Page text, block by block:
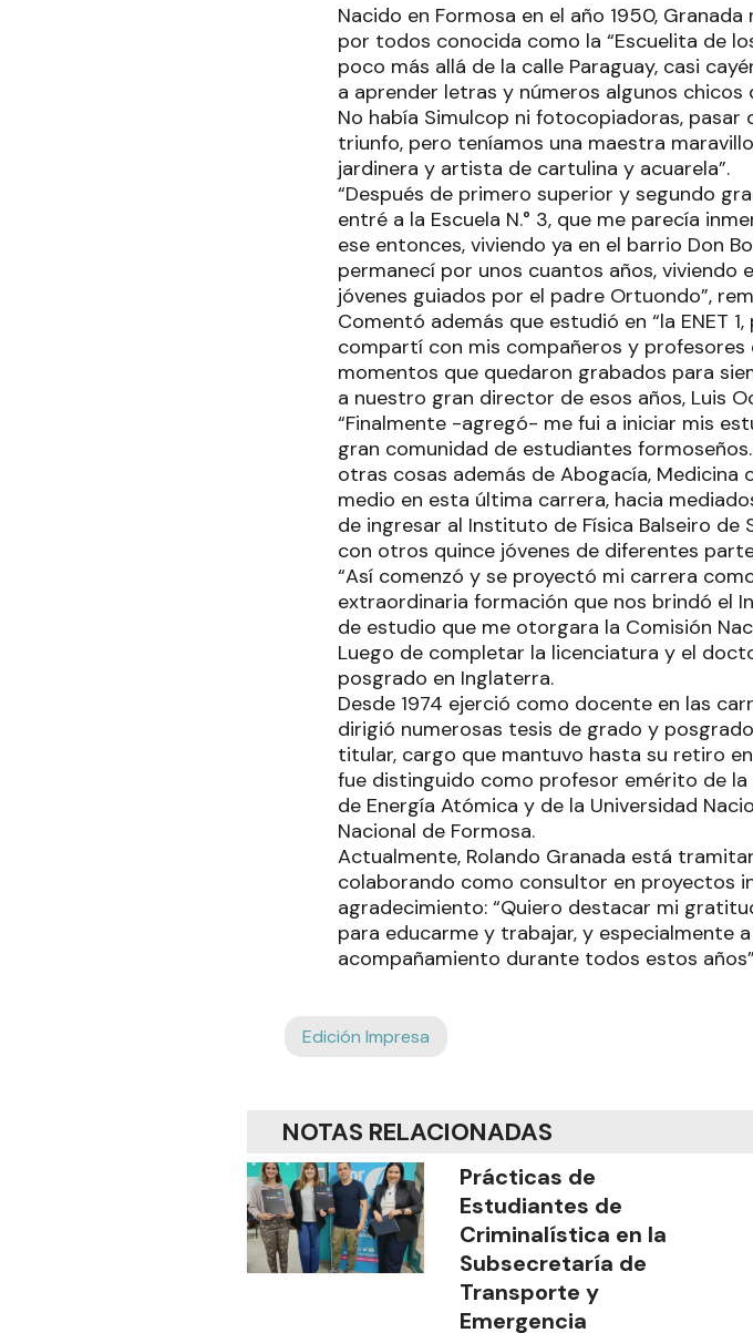
Nacido en Formosa en el año 1950,
por todos conocida como la “Escuelita de
poco más allá de la calle Paraguay, casi
a aprender letras y números algunos chicos
No había Simulcop ni fotocopiadoras,
triunfo, pero teníamos una maestra
jardinera y artista de cartulina y acuarela”.
“Después de primero superior y segundo
entré a la Escuela N.° 3, que me parecía
ese entonces, viviendo ya en el barrio Don
permanecí por unos cuantos años,
jóvenes guiados por el padre Ortuondo”,
Comentó además que estudió en “la ENET
compartí con mis compañeros y profesores
momentos que quedaron grabados para
a nuestro gran director de esos años, Luis
“Finalmente -agregó- me fui a iniciar mis
gran comunidad de estudiantes
otras cosas además de Abogacía,
medio en esta última carrera, hacia
de ingresar al Instituto de Física Balseiro de
con otros quince jóvenes de diferentes
“Así comenzó y se proyectó mi carrera
extraordinaria formación que nos brindó el
de estudio que me otorgara la Comisión
Luego de completar la licenciatura y el
posgrado en Inglaterra.
Desde 1974 ejerció como docente en las
dirigió numerosas tesis de grado y
titular, cargo que mantuvo hasta su retiro
fue distinguido como profesor emérito de
de Energía Atómica y de la Universidad
Nacional de Formosa.
Actualmente, Rolando Granada está
colaborando como consultor en proyectos
agradecimiento: “Quiero destacar mi
para educarme y trabajar, y especialmente
acompañamiento durante todos estos
Edición Impresa
NOTAS RELACIONADAS
Prácticas de
Estudiantes de
Criminalística en la
Subsecretaría de
Transporte y
Emergencia